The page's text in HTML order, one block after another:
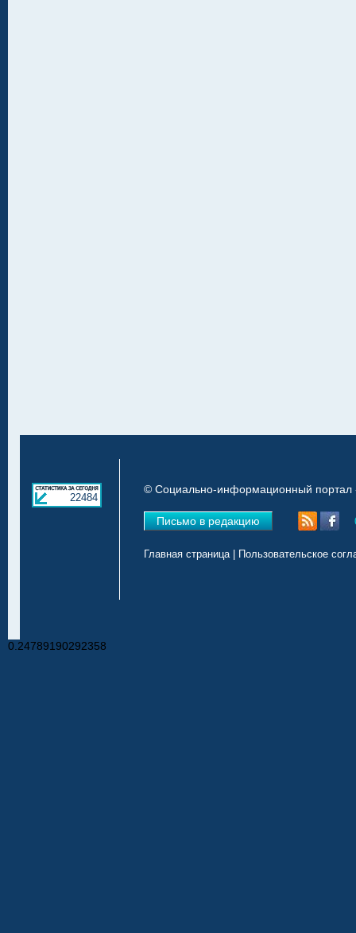
22484
© Социально-информационный портал
Письмо в редакцию
Главная страница| Пользовательское
0.24789190292358